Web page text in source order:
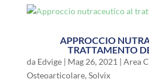
APPROCCIO
TRATTAMENTO
da Edvige| Mag 26, 2021 | Area
Osteoarticolare, Solvix